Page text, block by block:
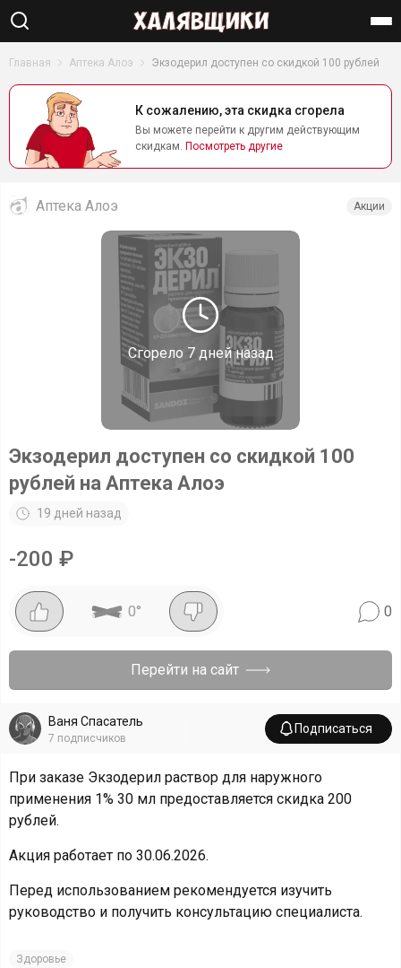
Найти
Главная Аптека Алоэ Экзодерил доступен со скидкой 100 рублей
К сожалению, эта скидка сгорела
Вы можете перейти к другим действующим
скидкам. Посмотреть другие
Сгорело 7 дней назад
Аптека Алоэ Акции
Экзодерил доступен со скидкой 100
рублей на Аптека Алоэ
19 дней назад
-200 ₽
0° 0
Перейти на сайт
Ваня Спасатель
7 подписчиков
Подписаться
При заказе Экзодерил раствор для наружного
применения 1% 30 мл предоставляется скидка 200
рублей.
Акция работает по 30.06.2026.
Перед использованием рекомендуется изучить
руководство и получить консультацию специалиста.
Здоровье